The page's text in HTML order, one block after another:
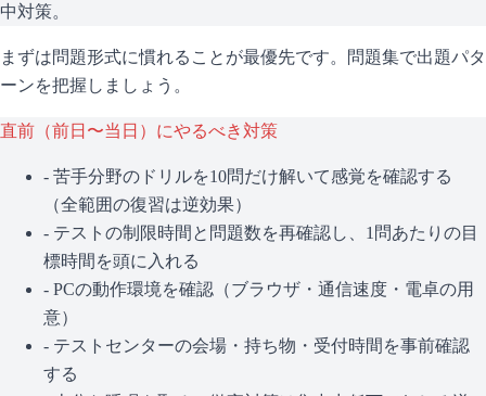
中対策。
まずは問題形式に慣れることが最優先です。問題集で出題パタ
ーンを把握しましょう。
直前（前日〜当日）にやるべき対策
- 苦手分野のドリルを10問だけ解いて感覚を確認する
（全範囲の復習は逆効果）
- テストの制限時間と問題数を再確認し、1問あたりの目
標時間を頭に入れる
- PCの動作環境を確認（ブラウザ・通信速度・電卓の用
意）
- テストセンターの会場・持ち物・受付時間を事前確認
する